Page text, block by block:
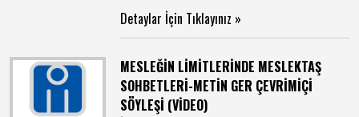
Detaylar İçin Tıklayınız »
MESLEĞİN LİMİTLERİNDE MESLEKTAŞ
SOHBETLERİ-METİN GER ÇEVRİMİÇİ
SÖYLEŞİ (VİDEO)